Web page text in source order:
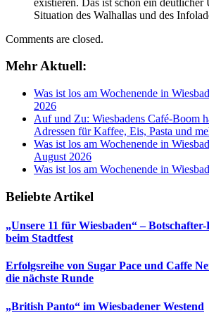
Situation des Walhallas und des
Comments are closed.
Mehr Aktuell:
Was ist los am Wochenende in
2026
Auf und Zu: Wiesbadens Café-Boom
Adressen für Kaffee, Eis, Pasta und
Was ist los am Wochenende in
August 2026
Was ist los am Wochenende in
Beliebte Artikel
„Unsere 11 für Wiesbaden“ –
beim Stadtfest
Erfolgsreihe von Sugar Pace und Caffe
die nächste Runde
„British Panto“ im Wiesbadener Westend